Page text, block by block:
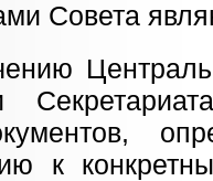
Совета
к